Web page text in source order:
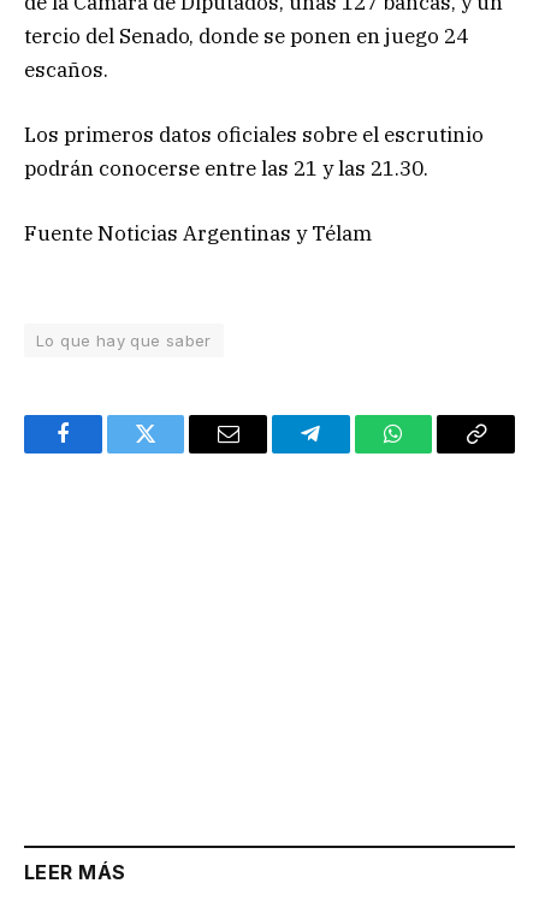
tercio del Senado, donde se ponen en juego 24
escaños.
Los primeros datos oficiales sobre el escrutinio
podrán conocerse entre las 21 y las 21.30.
Fuente Noticias Argentinas y Télam
Lo que hay que saber
FacebookTwitter Email TelegramWhatsAppCopy
LEER MÁS